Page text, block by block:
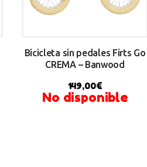
Bicicleta sin pedales Firts Go
CREMA – Banwood
149,00€
No disponible